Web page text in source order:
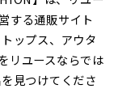
する通販サイト
ップス、アウタ
リユースならでは
見つけてくださ